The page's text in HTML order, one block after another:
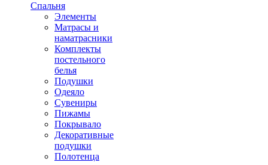
Спальня
Элементы
Матрасы и
наматрасники
Комплекты
постельного
белья
Подушки
Одеяло
Сувениры
Пижамы
Покрывало
Декоративные
подушки
Полотенца